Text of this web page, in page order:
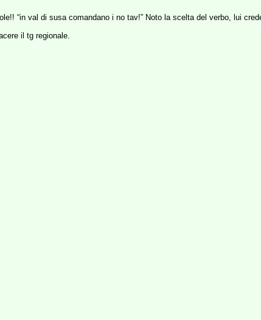
“in val di susa comandano i no tav!” Noto la scelta del verbo, lui
il tg regionale.